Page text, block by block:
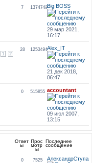
7 1374749Big BOSS
29 мар 2021,
16:17
1 2
28 1253494Alex_IT
21 дек 2018,
06:47
0 515855 accountant
09 июл 2007,
13:15
Ответ
ы
Прос
мотр
ы
Последнее
сообщение
0 7525